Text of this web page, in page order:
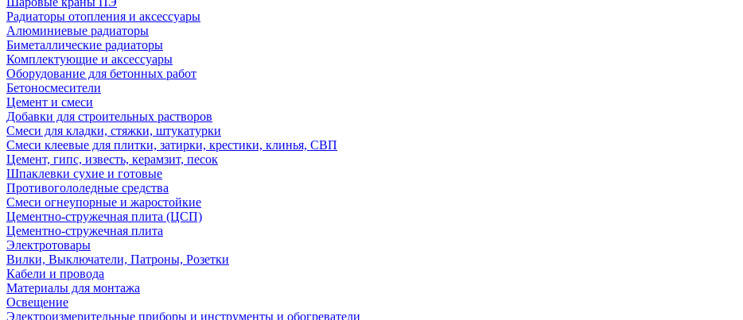
Радиаторы отопления и аксессуары
Алюминиевые радиаторы
Биметаллические радиаторы
Комплектующие и аксессуары
Оборудование для бетонных работ
Бетоносмесители
Цемент и смеси
Добавки для строительных растворов
Смеси для кладки, стяжки, штукатурки
Смеси клеевые для плитки, затирки, крестики, клинья, СВП
Цемент, гипс, известь, керамзит, песок
Шпаклевки сухие и готовые
Противогололедные средства
Смеси огнеупорные и жаростойкие
Цементно-стружечная плита (ЦСП)
Цементно-стружечная плита
Электротовары
Вилки, Выключатели, Патроны, Розетки
Кабели и провода
Материалы для монтажа
Освещение
Электроизмерительные приборы и инструменты и обогреватели